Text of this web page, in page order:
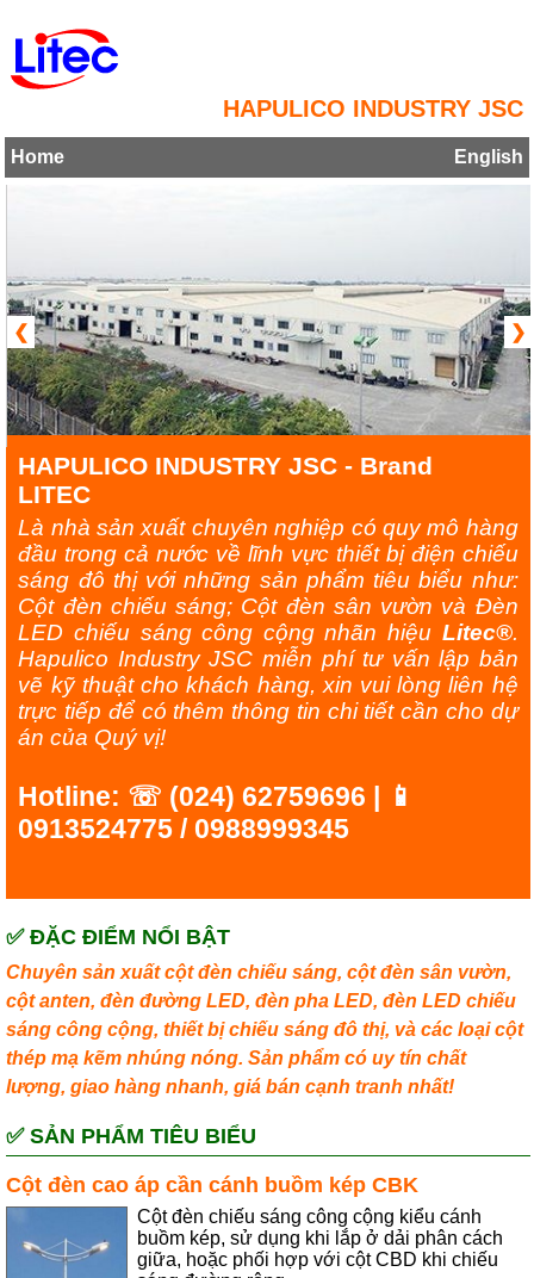
HAPULICO INDUSTRY JSC
Home English
HAPULICO INDUSTRY JSC - Brand
LITEC
Là nhà sản xuất chuyên nghiệp có quy mô hàng
đầu trong cả nước về lĩnh vực thiết bị điện chiếu
sáng đô thị với những sản phẩm tiêu biểu như:
Cột đèn chiếu sáng; Cột đèn sân vườn và Đèn
LED chiếu sáng công cộng nhãn hiệu Litec®.
Hapulico Industry JSC miễn phí tư vấn lập bản
vẽ kỹ thuật cho khách hàng, xin vui lòng liên hệ
trực tiếp để có thêm thông tin chi tiết cần cho dự
án của Quý vị!
Hotline: ☏ (024) 62759696 | 📱
0913524775 / 0988999345
❮ ❯
✅ ĐẶC ĐIỂM NỔI BẬT
Chuyên sản xuất cột đèn chiếu sáng, cột đèn sân vườn,
cột anten, đèn đường LED, đèn pha LED, đèn LED chiếu
sáng công cộng, thiết bị chiếu sáng đô thị, và các loại cột
thép mạ kẽm nhúng nóng. Sản phẩm có uy tín chất
lượng, giao hàng nhanh, giá bán cạnh tranh nhất!
✅ SẢN PHẨM TIÊU BIỂU
Cột đèn cao áp cần cánh buồm kép CBK
Cột đèn chiếu sáng công cộng kiểu cánh
buồm kép, sử dụng khi lắp ở dải phân cách
giữa, hoặc phối hợp với cột CBD khi chiếu